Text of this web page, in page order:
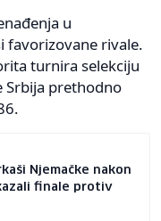
u
favorizovane rivale.
turnira selekciju
Srbija prethodno
Njemačke nakon
finale protiv